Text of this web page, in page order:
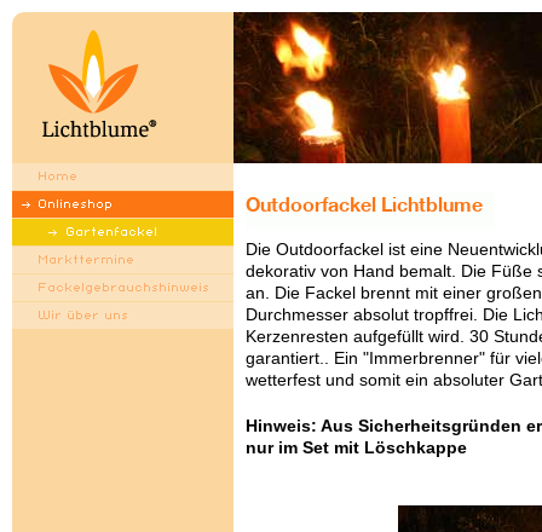
Die Outdoorfackel ist eine
dekorativ von Hand bemalt. Die Füße
an. Die Fackel brennt mit einer
Durchmesser absolut tropffrei. Die
Kerzenresten aufgefüllt wird. 30
garantiert.. Ein "Immerbrenner" für
wetterfest und somit ein absoluter
Hinweis: Aus Sicherheitsgründen
nur im Set mit Löschkappe